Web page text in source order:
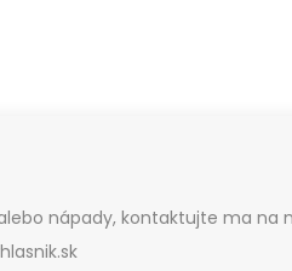
nápady, kontaktujte ma na